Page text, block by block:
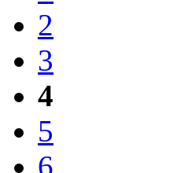
2
3
4
5
6